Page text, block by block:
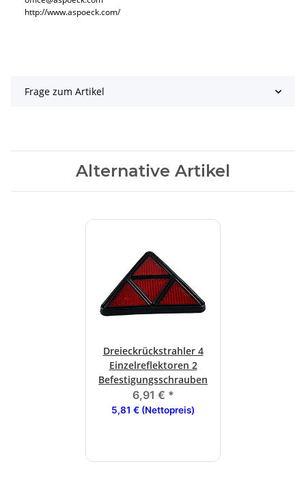
http://www.aspoeck.com/
Frage zum Artikel
Alternative Artikel
Dreieckrückstrahler 4
Einzelreflektoren 2
Befestigungsschrauben
6,91 € *
5,81 € (Nettopreis)